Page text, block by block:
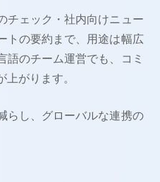
チェック・社内向けニュー
トの要約まで、用途は幅広
語のチーム運営でも、コミ
がります。
らし、グローバルな連携の